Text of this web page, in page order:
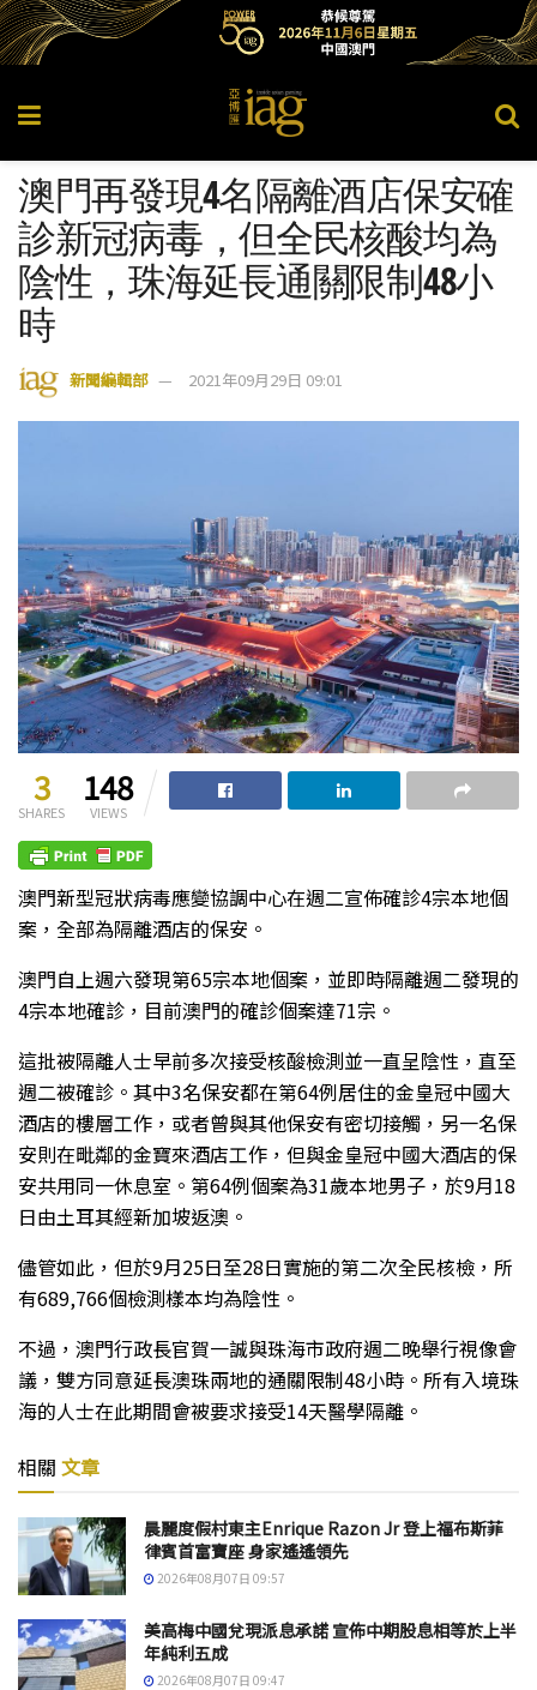
澳門再發現4名隔離酒店保安確
診新冠病毒，但全民核酸均為
陰性，珠海延長通關限制48小
時
新聞編輯部 2021年09月29日 09:01
3
SHARES
148
VIEWS
澳門新型冠狀病毒應變協調中心在週二宣佈確診4宗本地個
案，全部為隔離酒店的保安。
澳門自上週六發現第65宗本地個案，並即時隔離週二發現的
4宗本地確診，目前澳門的確診個案達71宗。
這批被隔離人士早前多次接受核酸檢測並一直呈陰性，直至
週二被確診。其中3名保安都在第64例居住的金皇冠中國大
酒店的樓層工作，或者曾與其他保安有密切接觸，另一名保
安則在毗鄰的金寶來酒店工作，但與金皇冠中國大酒店的保
安共用同一休息室。第64例個案為31歲本地男子，於9月18
日由土耳其經新加坡返澳。
儘管如此，但於9月25日至28日實施的第二次全民核檢，所
有689,766個檢測樣本均為陰性。
不過，澳門行政長官賀一誠與珠海市政府週二晚舉行視像會
議，雙方同意延長澳珠兩地的通關限制48小時。所有入境珠
海的人士在此期間會被要求接受14天醫學隔離。
相關 文章
晨麗度假村東主Enrique Razon Jr 登上福布斯菲
律賓首富寶座 身家遙遙領先
2026年08月07日 09:57
美高梅中國兌現派息承諾 宣佈中期股息相等於上半
年純利五成
2026年08月07日 09:47